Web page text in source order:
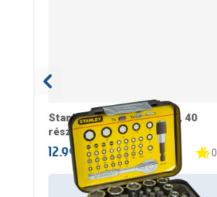
Stanley bitfej készlet, 1/4, 40
részes
12.990 Ft / darab 0
Kosárba